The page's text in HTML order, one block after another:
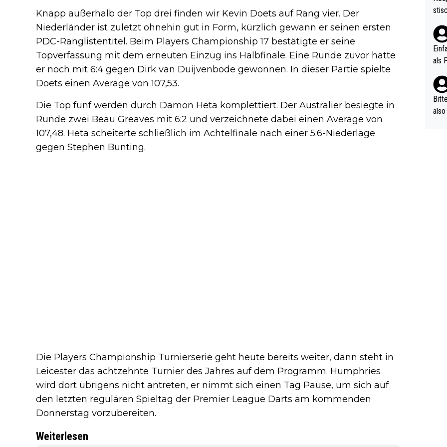
Knapp außerhalb der Top drei finden wir Kevin Doets auf Rang vier. Der
Niederländer ist zuletzt ohnehin gut in Form, kürzlich gewann er seinen ersten
PDC-Ranglistentitel. Beim Players Championship 17 bestätigte er seine
Topverfassung mit dem erneuten Einzug ins Halbfinale. Eine Runde zuvor hatte
er noch mit 6:4 gegen Dirk van Duijvenbode gewonnen. In dieser Partie spielte
Doets einen Average von 107,53.
Die Top fünf werden durch Damon Heta komplettiert. Der Australier besiegte in
Runde zwei Beau Greaves mit 6:2 und verzeichnete dabei einen Average von
107,48. Heta scheiterte schließlich im Achtelfinale nach einer 5:6-Niederlage
gegen Stephen Bunting.
Die Players Championship Turnierserie geht heute bereits weiter, dann steht in
Leicester das achtzehnte Turnier des Jahres auf dem Programm. Humphries
wird dort übrigens nicht antreten, er nimmt sich einen Tag Pause, um sich auf
den letzten regulären Spieltag der Premier League Darts am kommenden
Donnerstag vorzubereiten.
Weiterlesen
(in
als
nes
ttler
vV
als